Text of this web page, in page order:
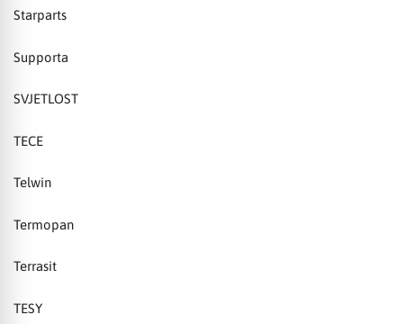
Starparts
Supporta
SVJETLOST
TECE
Telwin
Termopan
Terrasit
TESY